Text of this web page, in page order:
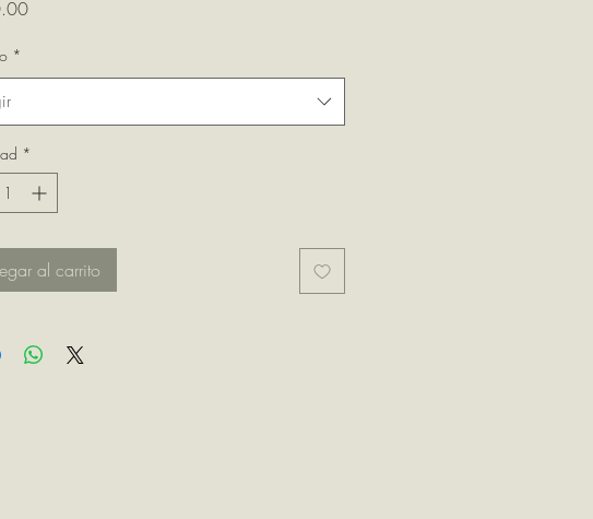
Precio
*
*
al carrito